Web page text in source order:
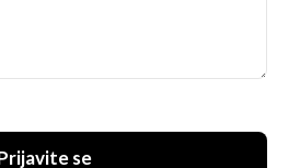
se